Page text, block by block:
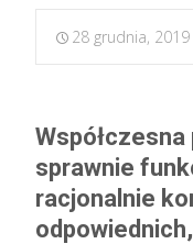
28 grudnia, 2019
sprawnie
racjonalnie